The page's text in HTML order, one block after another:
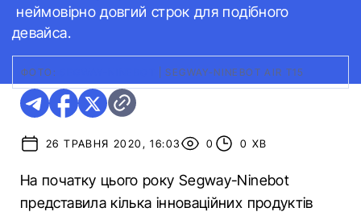
неймовірно довгий строк для подібного
девайса.
ФОТО: SEGWAY-NINEBOT AIR T15
26 ТРАВНЯ 2020, 16:03 0 0 ХВ
На початку цього року Segway-Ninebot
представила кілька інноваційних продуктів